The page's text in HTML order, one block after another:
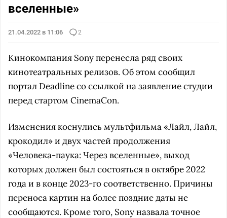
вселенные»
21.04.2022 в 11:06 2
Кинокомпания Sony перенесла ряд своих
кинотеатральных релизов. Об этом сообщил
портал Deadline со ссылкой на заявление студии
перед стартом CinemaCon.
Изменения коснулись мультфильма «Лайл, Лайл,
крокодил» и двух частей продолжения
«Человека-паука: Через вселенные», выход
которых должен был состояться в октябре 2022
года и в конце 2023-го соответственно. Причины
переноса картин на более поздние даты не
сообщаются. Кроме того, Sony назвала точное